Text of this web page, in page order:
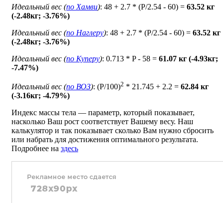
Идеальный вес (по Хамви): 48 + 2.7 * (P/2.54 - 60) = 63.52 кг
(-2.48кг; -3.76%)
Идеальный вес (по Наглеру): 48 + 2.7 * (P/2.54 - 60) = 63.52 кг
(-2.48кг; -3.76%)
Идеальный вес (по Куперу): 0.713 * P - 58 = 61.07 кг (-4.93кг;
-7.47%)
Идеальный вес (по ВОЗ): (P/100)2 * 21.745 + 2.2 = 62.84 кг
(-3.16кг; -4.79%)
Индекс массы тела — параметр, который показывает,
насколько Ваш рост соответствует Вашему весу. Наш
калькулятор и так показывает сколько Вам нужно сбросить
или набрать для достижения оптимального результата.
Подробнее на здесь